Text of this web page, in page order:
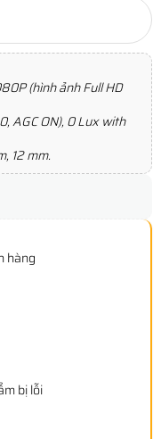
(hình ảnh Full HD
AGC ON), 0 Lux with
12 mm.
hàng
bị lỗi